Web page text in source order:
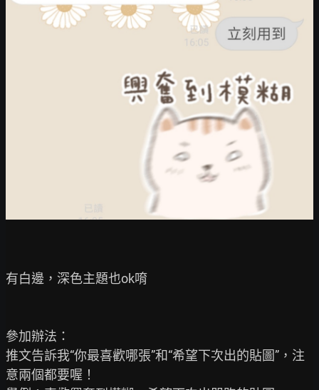
有白邊，深色主題也ok唷
參加辦法：
推文告訴我“你最喜歡哪張”和“希望下次出的貼圖”，注
意兩個都要喔！